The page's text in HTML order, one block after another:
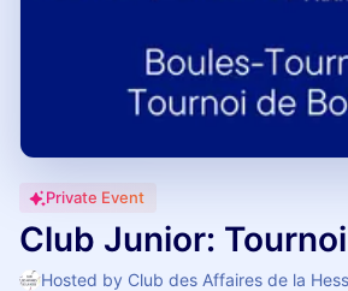
Private Event
Club Junior:
Hosted by Club des Affaires de la